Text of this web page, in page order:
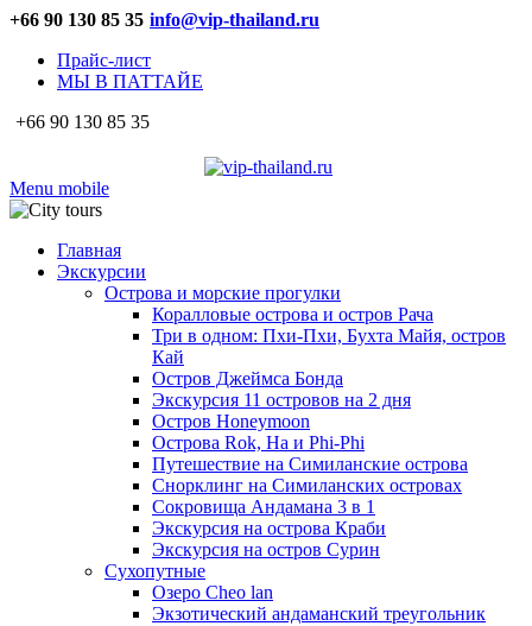
+66 90 130 85 35 info@vip-thailand.ru
Прайс-лист
МЫ В ПАТТАЙЕ
+66 90 130 85 35
Menu mobile
Главная
Экскурсии
Острова и морские прогулки
Коралловые острова и остров Рача
Три в одном: Пхи-Пхи, Бухта Майя, остров
Кай
Остров Джеймса Бонда
Экскурсия 11 островов на 2 дня
Остров Honeymoon
Острова Rok, Ha и Phi-Phi
Путешествие на Симиланские острова
Снорклинг на Симиланских островах
Сокровища Андамана 3 в 1
Экскурсия на острова Краби
Экскурсия на остров Сурин
Сухопутные
Озеро Cheo lan
Экзотический андаманский треугольник